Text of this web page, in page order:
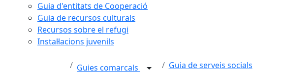
Guia d'entitats de Cooperació
Guia de recursos culturals
Recursos sobre el refugi
Instal·lacions juvenils
Guies comarcals Guia de serveis socials